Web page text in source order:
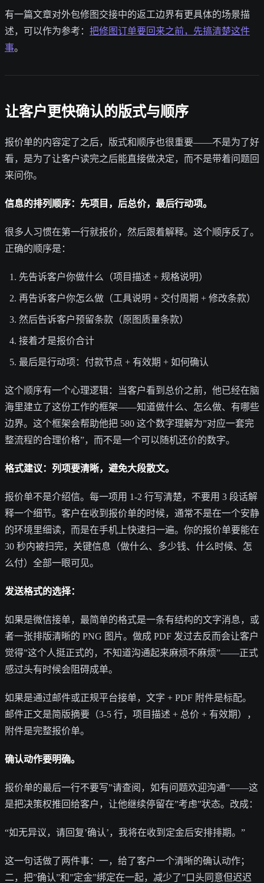
有一篇文章对外包修图交接中的返工边界有更具体的场景描
述，可以作为参考： 把修图订单要回来之前，先搞清楚这件
事。
让客户更快确认的版式与顺序
报价单的内容定了之后，版式和顺序也很重要——不是为了好
看，是为了让客户读完之后能直接做决定，而不是带着问题回
来问你。
信息的排列顺序：先项目，后总价，最后行动项。
很多人习惯在第一行就报价，然后跟着解释。这个顺序反了。
正确的顺序是：
先告诉客户你做什么（项目描述 + 规格说明）
再告诉客户你怎么做（工具说明 + 交付周期 + 修改条款）
然后告诉客户预留条款（原图质量条款）
接着才是报价合计
最后是行动项：付款节点 + 有效期 + 如何确认
这个顺序有一个心理逻辑：当客户看到总价之前，他已经在脑
海里建立了这份工作的框架——知道做什么、怎么做、有哪些
边界。这个框架会帮助他把 580 这个数字理解为”对应一套完
整流程的合理价格”，而不是一个可以随机还价的数字。
格式建议：列项要清晰，避免大段散文。
报价单不是介绍信。每一项用 1-2 行写清楚，不要用 3 段话解
释一个细节。客户在收到报价单的时候，通常不是在一个安静
的环境里细读，而是在手机上快速扫一遍。你的报价单要能在
30 秒内被扫完，关键信息（做什么、多少钱、什么时候、怎
么付）全部一眼可见。
发送格式的选择：
如果是微信接单，最简单的格式是一条有结构的文字消息，或
者一张排版清晰的 PNG 图片。做成 PDF 发过去反而会让客户
觉得”这个人挺正式的，不知道沟通起来麻烦不麻烦”——正式
感过头有时候会阻碍成单。
如果是通过邮件或正规平台接单，文字 + PDF 附件是标配。
邮件正文是简版摘要（3-5 行，项目描述 + 总价 + 有效期），
附件是完整报价单。
确认动作要明确。
报价单的最后一行不要写”请查阅，如有问题欢迎沟通”——这
是把决策权推回给客户，让他继续停留在”考虑”状态。改成：
“如无异议，请回复’确认’，我将在收到定金后安排排期。”
这一句话做了两件事：一，给了客户一个清晰的确认动作；
二，把”确认”和”定金”绑定在一起，减少了”口头同意但迟迟